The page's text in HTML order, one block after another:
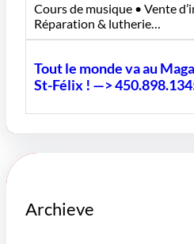
Cours de musique • Vente
Réparation & lutherie…
Tout le monde va au
St-Félix ! —>
Archieve